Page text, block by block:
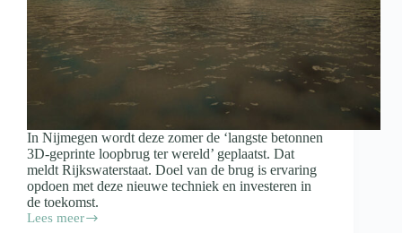
In Nijmegen wordt deze zomer de ‘langste betonnen
3D-geprinte loopbrug ter wereld’ geplaatst. Dat
meldt Rijkswaterstaat. Doel van de brug is ervaring
opdoen met deze nieuwe techniek en investeren in
de toekomst.
Lees meer
Nijmegen